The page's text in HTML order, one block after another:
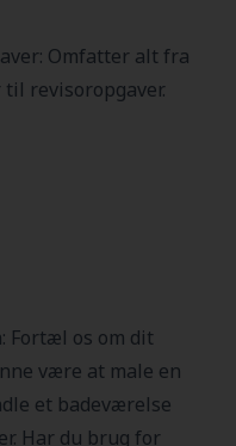
Omfatter alt fra
revisoropgaver.
Fortæl os om dit
være at male en
et badeværelse
Har du brug for